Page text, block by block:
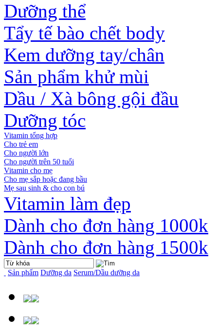
Dưỡng thể
Tẩy tế bào chết body
Kem dưỡng tay/chân
Sản phẩm khử mùi
Dầu / Xà bông gội đầu
Dưỡng tóc
Vitamin tổng hợp
Cho trẻ em
Cho người lớn
Cho người trên 50 tuổi
Vitamin cho mẹ
Cho mẹ sắp hoặc đang bầu
Mẹ sau sinh & cho con bú
Vitamin làm đẹp
Dành cho đơn hàng 1000k
Dành cho đơn hàng 1500k
Sản phẩm Dưỡng da Serum/Dầu dưỡng da